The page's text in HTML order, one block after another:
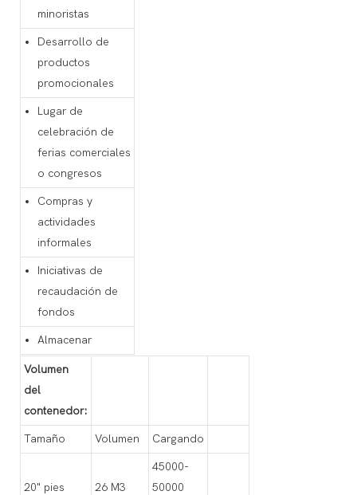
minoristas
Desarrollo de
productos
promocionales
Lugar de
celebración de
ferias comerciales
o congresos
Compras y
actividades
informales
Iniciativas de
recaudación de
fondos
Almacenar
Volumen
del
contenedor:
Tamaño Volumen Cargando
20" pies 26 M3
45000-
50000